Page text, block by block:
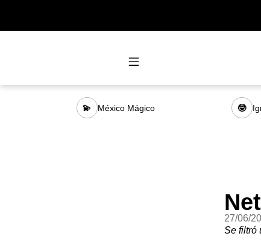
💫 México Mágico 🤓
27/06/
Se filtró